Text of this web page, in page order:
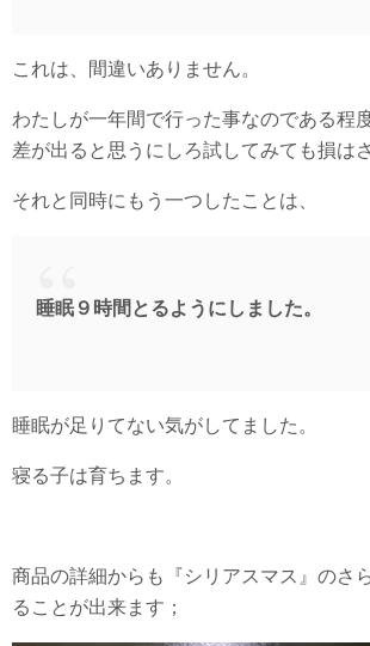
これは、間違いありません。
わたしが一年間で行った事なのである程
差が出ると思うにしろ試してみても損は
それと同時にもう一つしたことは、
睡眠９時間とるようにしました。
睡眠が足りてない気がしてました。
寝る子は育ちます。
商品の詳細からも『シリアスマス』のさ
ることが出来ます；